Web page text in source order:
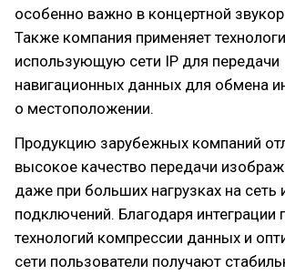
особенно важно в концертной
Также компания применяет
использующую сети IP для передачи
навигационных данных для обмена
о местоположении.
Продукцию зарубежных компаний
высокое качество передачи
даже при больших нагрузках на
подключений. Благодаря интеграции
технологий компрессии данных и
сети пользователи получают